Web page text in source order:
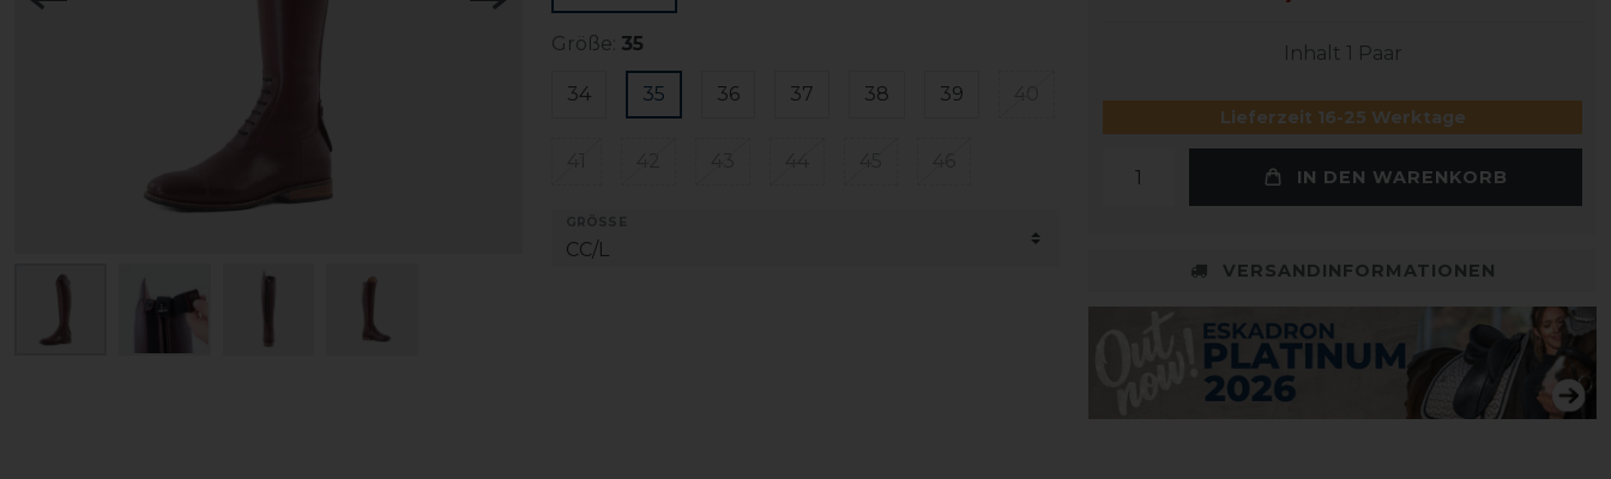
Größe: 35
34 35 36 37 38 39
Inhalt 1 Paar
Lieferzeit 16-25 Werktage
IN DEN WARENKORB
VERSANDINFORMATIONEN